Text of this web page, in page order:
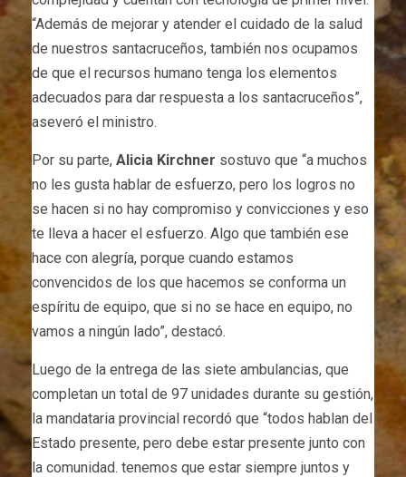
“Además de mejorar y atender el cuidado de la salud
de nuestros santacruceños, también nos ocupamos
de que el recursos humano tenga los elementos
adecuados para dar respuesta a los santacruceños”,
aseveró el ministro.
Por su parte, Alicia Kirchner sostuvo que “a muchos
no les gusta hablar de esfuerzo, pero los logros no
se hacen si no hay compromiso y convicciones y eso
te lleva a hacer el esfuerzo. Algo que también ese
hace con alegría, porque cuando estamos
convencidos de los que hacemos se conforma un
espíritu de equipo, que si no se hace en equipo, no
vamos a ningún lado”, destacó.
Luego de la entrega de las siete ambulancias, que
completan un total de 97 unidades durante su gestión,
la mandataria provincial recordó que “todos hablan del
Estado presente, pero debe estar presente junto con
la comunidad. tenemos que estar siempre juntos y